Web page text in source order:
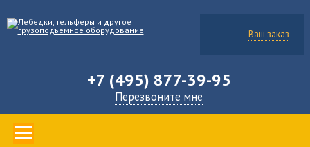
Ваш заказ
+7 (495) 877-39-95
Перезвоните мне